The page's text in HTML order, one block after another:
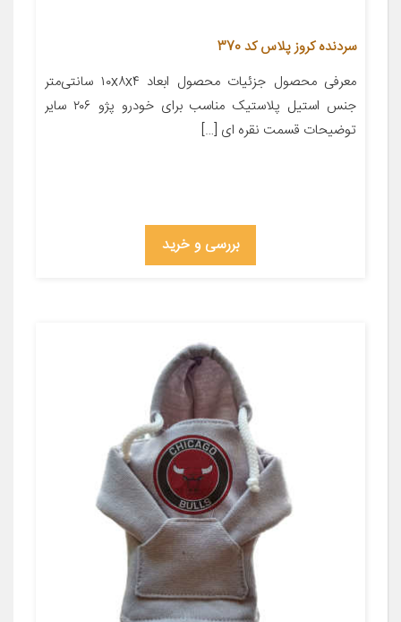
سردنده کروز پلاس کد 370
معرفی محصول جزئیات محصول ابعاد ۱۰x۸x۴ سانتی‌متر
جنس استیل پلاستیک مناسب برای خودرو پژو ۲۰۶ سایر
توضیحات قسمت نقره ای […]
بررسی و خرید